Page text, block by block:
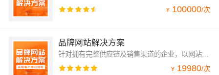
¥ 100000/次
品牌网站解决方案
¥ 19980/次